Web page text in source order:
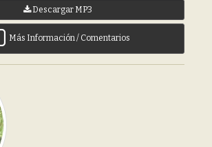
Descargar MP3
Más Información / Comentarios